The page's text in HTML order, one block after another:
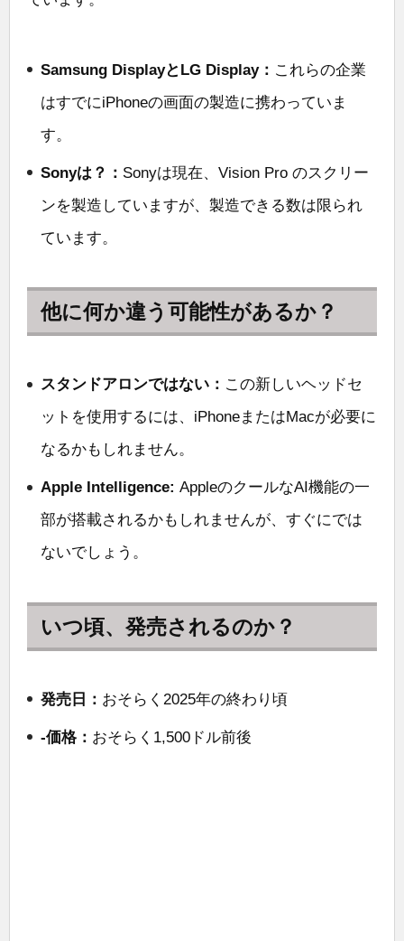
Samsung DisplayとLG Display： これらの企業
はすでにiPhoneの画面の製造に携わっていま
す。
Sonyは？： Sonyは現在、Vision Pro のスクリー
ンを製造していますが、製造できる数は限られ
ています。
他に何か違う可能性があるか？
スタンドアロンではない： この新しいヘッドセ
ットを使用するには、iPhoneまたはMacが必要に
なるかもしれません。
Apple Intelligence: AppleのクールなAI機能の一
部が搭載されるかもしれませんが、すぐにでは
ないでしょう。
いつ頃、発売されるのか？
発売日： おそらく2025年の終わり頃
-価格： おそらく1,500ドル前後